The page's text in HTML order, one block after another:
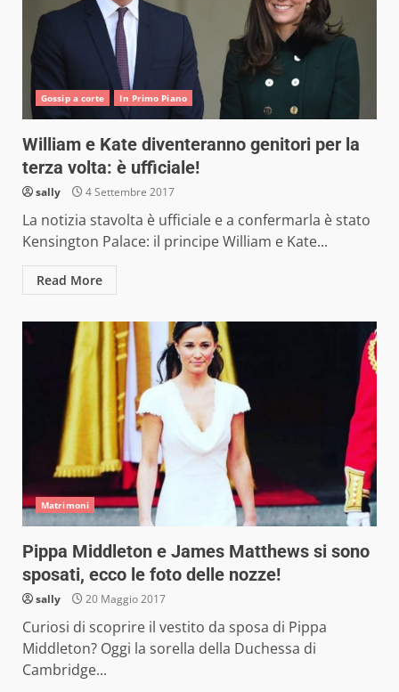
Gossip a corte In Primo Piano
William e Kate diventeranno genitori per la
terza volta: è ufficiale!
sally 4 Settembre 2017
La notizia stavolta è ufficiale e a confermarla è stato
Kensington Palace: il principe William e Kate...
Read More
Matrimoni
Pippa Middleton e James Matthews si sono
sposati, ecco le foto delle nozze!
sally 20 Maggio 2017
Curiosi di scoprire il vestito da sposa di Pippa
Middleton? Oggi la sorella della Duchessa di
Cambridge...